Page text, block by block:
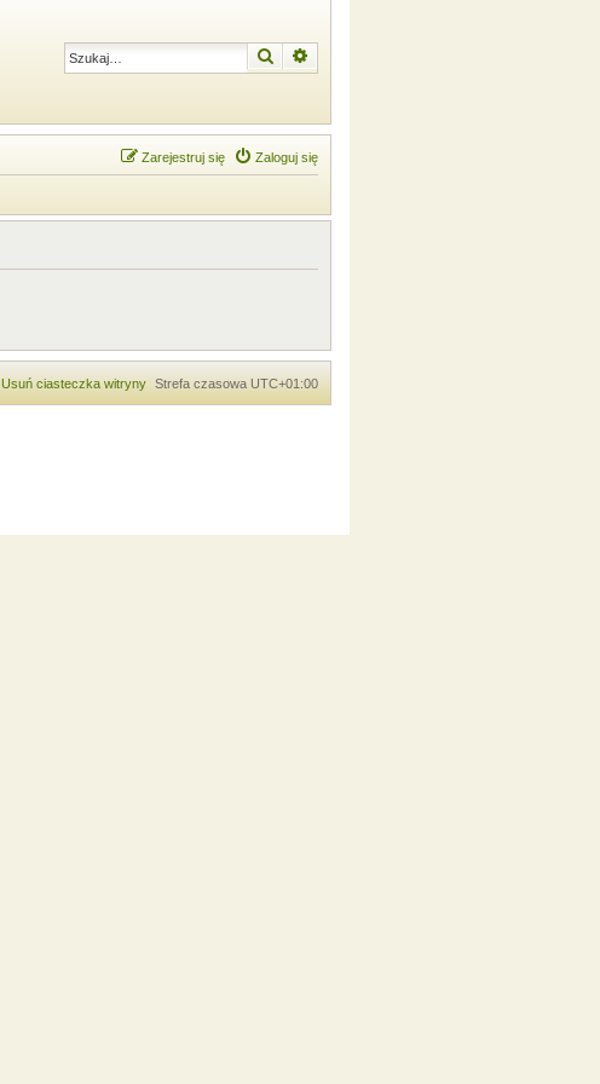
Szukaj
Zaloguj się
Zarejestruj się
Strefa czasowa UTC+01:00
Usuń ciasteczka witryny